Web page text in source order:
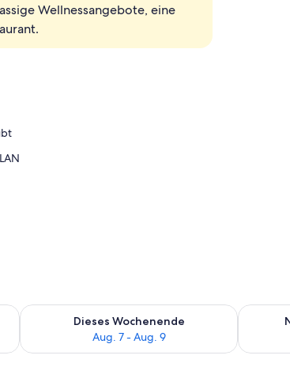
Wellnessangebote, eine
Aug. 8 - Aug. 9.
Dieses Wochenende
Aug. 7 - Aug. 9
Überprüfe die Verfügbarkeit für dieses